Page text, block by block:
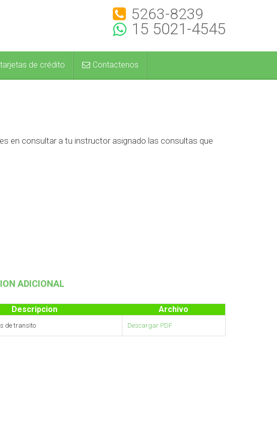
5263-8239
15 5021-4545
de crédito Contactenos
en consultar a tu instructor asignado las consultas que
ADICIONAL
Descripcion Archivo
de transito Descargar PDF